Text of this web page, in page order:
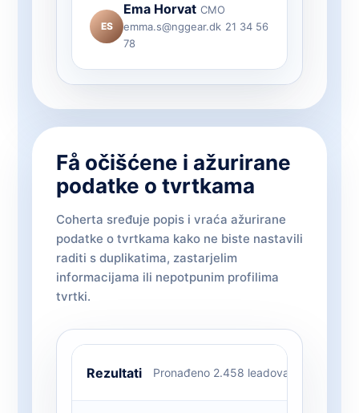
ES
Ema Horvat CMO
emma.s@nggear.dk 21 34 56
78
Få očišćene i ažurirane
podatke o tvrtkama
Coherta sređuje popis i vraća ažurirane
podatke o tvrtkama kako ne biste nastavili
raditi s duplikatima, zastarjelim
informacijama ili nepotpunim profilima
tvrtki.
Rezultati Pronađeno 2.458 leadova